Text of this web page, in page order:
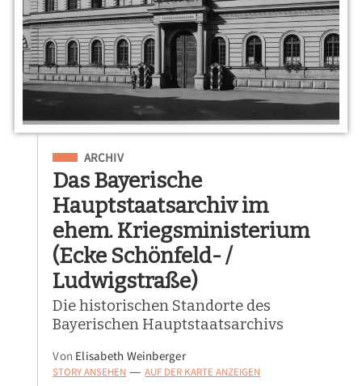
Eingeordnet unter
ARCHIV
Das Bayerische
Hauptstaatsarchiv im
ehem. Kriegsministerium
(Ecke Schönfeld- /
Ludwigstraße)
Die historischen Standorte des
Bayerischen Hauptstaatsarchivs
Von Elisabeth Weinberger
STORY ANSEHEN — AUF DER KARTE ANZEIGEN